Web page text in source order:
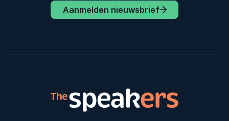
Aanmelden nieuwsbrief